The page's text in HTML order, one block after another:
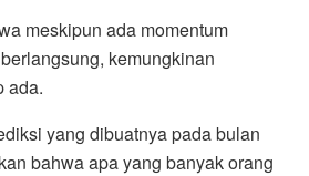
meskipun ada momentum
kemungkinan
ada.
yang dibuatnya pada bulan
bahwa apa yang banyak orang